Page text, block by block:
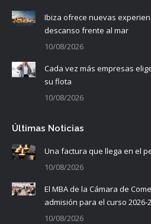
Ibiza ofrece nuevas
descanso frente al mar
10/08/2026
Cada vez más empresas
su flota
10/08/2026
Últimas Noticias
Una factura que llega en el
10/08/2026
El MBA de la Cámara de
admisión para el curso 2026-
10/08/2026